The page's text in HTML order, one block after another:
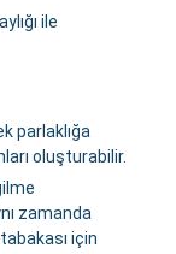
ile
parlaklığa
oluşturabilir.
zamanda
için